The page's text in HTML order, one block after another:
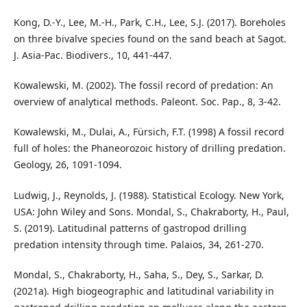
Kong, D.-Y., Lee, M.-H., Park, C.H., Lee, S.J. (2017). Boreholes
on three bivalve species found on the sand beach at Sagot.
J. Asia-Pac. Biodivers., 10, 441-447.
Kowalewski, M. (2002). The fossil record of predation: An
overview of analytical methods. Paleont. Soc. Pap., 8, 3-42.
Kowalewski, M., Dulai, A., Fürsich, F.T. (1998) A fossil record
full of holes: the Phaneorozoic history of drilling predation.
Geology, 26, 1091-1094.
Ludwig, J., Reynolds, J. (1988). Statistical Ecology. New York,
USA: John Wiley and Sons. Mondal, S., Chakraborty, H., Paul,
S. (2019). Latitudinal patterns of gastropod drilling
predation intensity through time. Palaios, 34, 261-270.
Mondal, S., Chakraborty, H., Saha, S., Dey, S., Sarkar, D.
(2021a). High biogeographic and latitudinal variability in